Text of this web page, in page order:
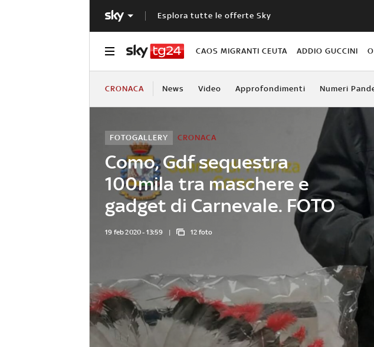
Esplora tutte le offerte Sky
CAOS MIGRANTI CEUTA ADDIO GUCCINI
CRONACA News Video Approfondimenti Numeri
Como, Gdf sequestra
100mila tra maschere e
gadget di Carnevale. FOTO
CRONACA
FOTOGALLERY
19 feb 2020 - 13:59 12 foto